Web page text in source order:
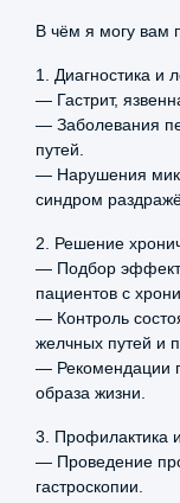
В чём я могу вам
1. Диагностика и
— Гастрит,
— Заболевания
путей.
— Нарушения
синдром
2. Решение
— Подбор
пациентов с
— Контроль
желчных путей и
— Рекомендации
образа жизни.
3. Профилактика
— Проведение
гастроскопии.
повторный
прием
неврологу
летним
болями с
итоге
лечение.
неврологу
лечение
17